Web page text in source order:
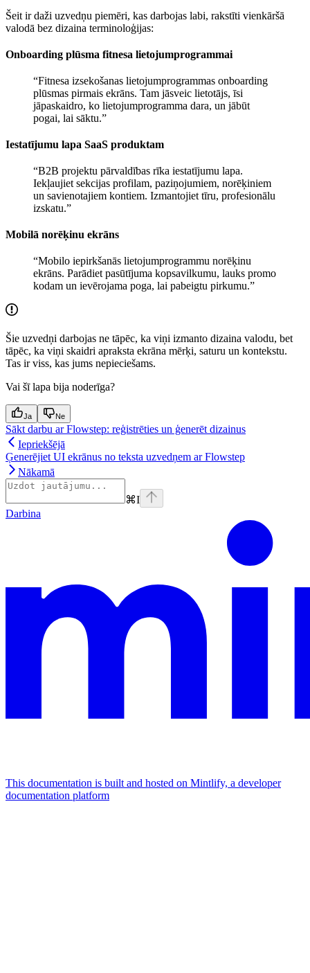
Šeit ir daži uzvedņu piemēri, kas darbojas labi, rakstīti vienkāršā
valodā bez dizaina terminoloģijas:
Onboarding plūsma fitnesa lietojumprogrammai
“Fitnesa izsekošanas lietojumprogrammas onboarding
plūsmas pirmais ekrāns. Tam jāsveic lietotājs, īsi
jāpaskaidro, ko lietojumprogramma dara, un jābūt
pogai, lai sāktu.”
Iestatījumu lapa SaaS produktam
“B2B projektu pārvaldības rīka iestatījumu lapa.
Iekļaujiet sekcijas profilam, paziņojumiem, norēķiniem
un savienotajiem kontiem. Izmantojiet tīru, profesionālu
izskatu.”
Mobilā norēķinu ekrāns
“Mobilo iepirkšanās lietojumprogrammu norēķinu
ekrāns. Parādiet pasūtījuma kopsavilkumu, lauks promo
kodam un ievērojama poga, lai pabeigtu pirkumu.”
Šie uzvedņi darbojas ne tāpēc, ka viņi izmanto dizaina valodu, bet
tāpēc, ka viņi skaidri apraksta ekrāna mērķi, saturu un kontekstu.
Tas ir viss, kas jums nepieciešams.
Vai šī lapa bija noderīga?
Ja Ne
Sākt darbu ar Flowstep: reģistrēties un ģenerēt dizainus
Iepriekšējā
Ģenerējiet UI ekrānus no teksta uzvedņem ar Flowstep
Nākamā
⌘I
Darbina
This documentation is built and hosted on Mintlify, a developer
documentation platform